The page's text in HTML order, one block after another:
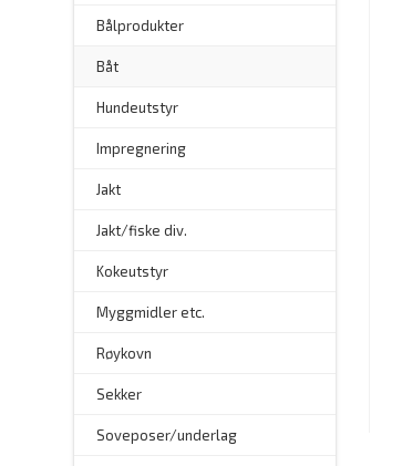
Bålprodukter
Båt
Hundeutstyr
Impregnering
Jakt
Jakt/fiske div.
Kokeutstyr
Myggmidler etc.
Røykovn
Sekker
Soveposer/underlag